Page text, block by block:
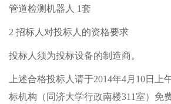
管道检测机器人 1套
2 招标人对投标人的资格要求
投标人须为投标设备的制造商。
上述合格投标人请于2014年4月10日上
标机构（同济大学行政南楼311室）免